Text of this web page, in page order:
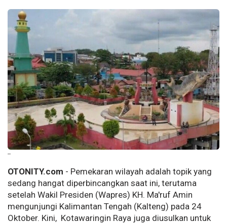
--
OTONITY.com - Pemekaran wilayah adalah topik yang
sedang hangat diperbincangkan saat ini, terutama
setelah Wakil Presiden (Wapres) KH. Ma'ruf Amin
mengunjungi Kalimantan Tengah (Kalteng) pada 24
Oktober. Kini, Kotawaringin Raya juga diusulkan untuk